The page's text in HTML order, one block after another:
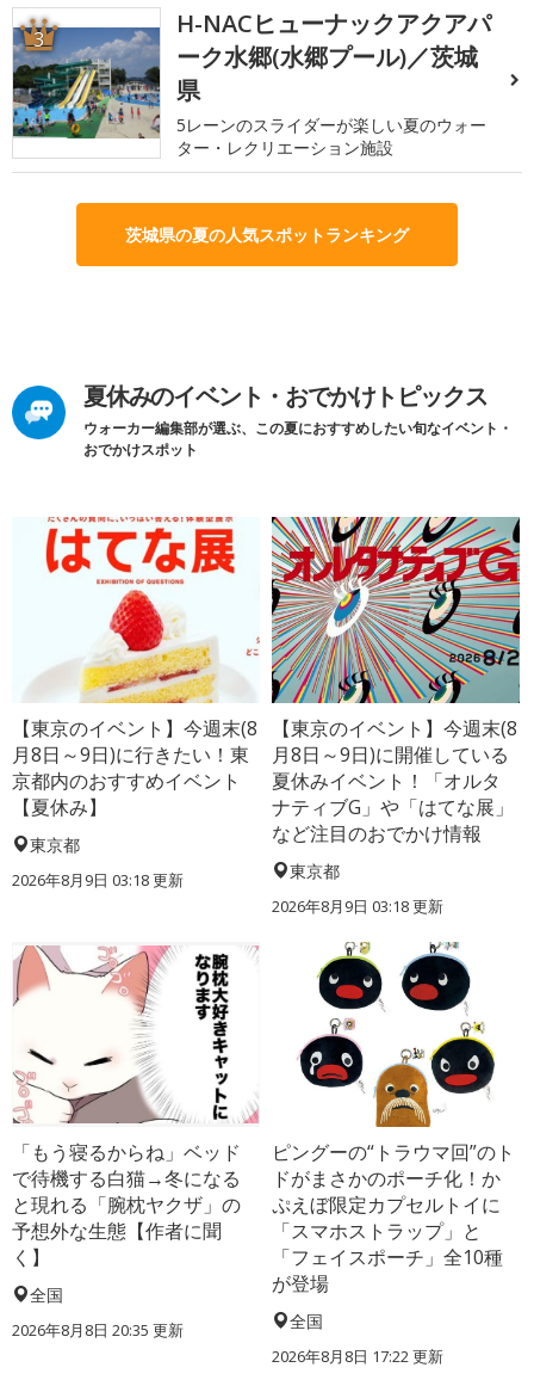
3
H-NACヒューナックアクアパ
ーク水郷(水郷プール)／茨城
県
5レーンのスライダーが楽しい夏のウォー
ター・レクリエーション施設
茨城県の夏の人気スポットランキング
夏休みのイベント・おでかけトピックス
ウォーカー編集部が選ぶ、この夏におすすめしたい旬なイベント・
おでかけスポット
【東京のイベント】今週末(8
月8日～9日)に行きたい！東
京都内のおすすめイベント
【夏休み】
東京都
2026年8月9日 03:18更新
【東京のイベント】今週末(8
月8日～9日)に開催している
夏休みイベント！「オルタ
ナティブG」や「はてな展」
など注目のおでかけ情報
東京都
2026年8月9日 03:18更新
「もう寝るからね」ベッド
で待機する白猫→冬になる
と現れる「腕枕ヤクザ」の
予想外な生態【作者に聞
く】
全国
2026年8月8日 20:35 更新
ピングーの“トラウマ回”のト
ドがまさかのポーチ化！か
ぷえぼ限定カプセルトイに
「スマホストラップ」と
「フェイスポーチ」全10種
が登場
全国
2026年8月8日 17:22更新